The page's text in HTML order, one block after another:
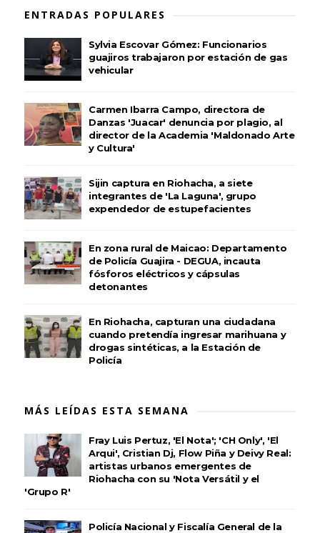
ENTRADAS POPULARES
Sylvia Escovar Gómez: Funcionarios
guajiros trabajaron por estación de gas
vehicular
Carmen Ibarra Campo, directora de
Danzas 'Juacar' denuncia por plagio, al
director de la Academia 'Maldonado Arte
y Cultura'
Sijin captura en Riohacha, a siete
integrantes de 'La Laguna', grupo
expendedor de estupefacientes
En zona rural de Maicao: Departamento
de Policía Guajira - DEGUA, incauta
fósforos eléctricos y cápsulas
detonantes
En Riohacha, capturan una ciudadana
cuando pretendía ingresar marihuana y
drogas sintéticas, a la Estación de
Policía
MÁS LEÍDAS ESTA SEMANA
Fray Luis Pertuz, 'El Nota'; 'CH Only', 'El
Arqui', Cristian Dj, Flow Piña y Deivy Real:
artistas urbanos emergentes de
Riohacha con su 'Nota Versátil y el
'Grupo R'
Policía Nacional y Fiscalía General de la